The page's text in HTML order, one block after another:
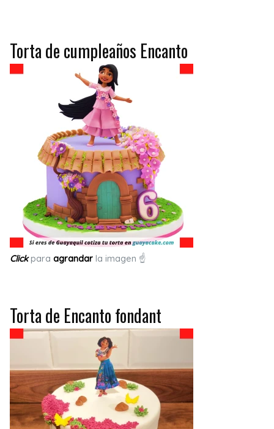
Torta de cumpleaños Encanto
Clickpara agrandar la imagen ☝
Torta de Encanto fondant